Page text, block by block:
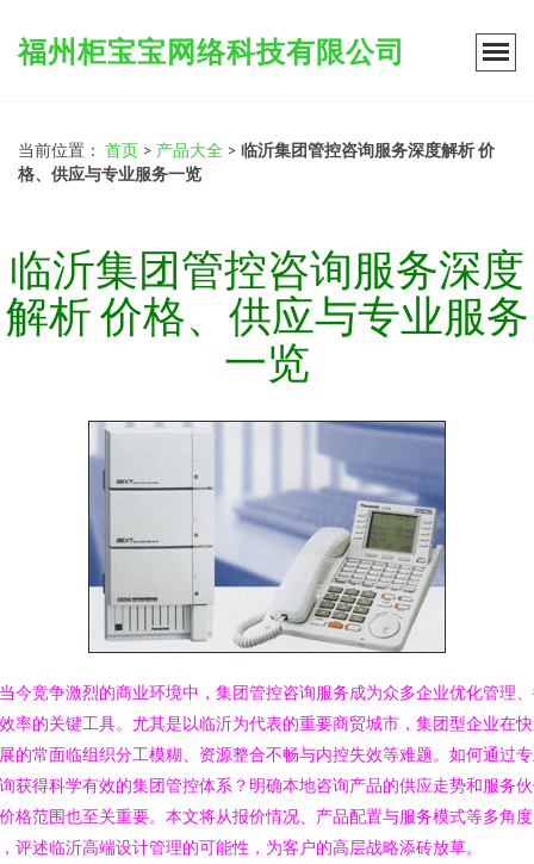
福州柜宝宝网络科技有限公司
当前位置： 首页 > 产品大全 > 临沂集团管控咨询服务深度解析 价
格、供应与专业服务一览
临沂集团管控咨询服务深度
解析 价格、供应与专业服务
一览
今竞争激烈的商业环境中，集团管控咨询服务成为众多企业优化管理
率的关键工具。尤其是以临沂为代表的重要商贸城市，集团型企业在
的常面临组织分工模糊、资源整合不畅与内控失效等难题。如何通过
获得科学有效的集团管控体系？明确本地咨询产品的供应走势和服务
格范围也至关重要。本文将从报价情况、产品配置与服务模式等多角
评述临沂高端设计管理的可能性，为客户的高层战略添砖放草。